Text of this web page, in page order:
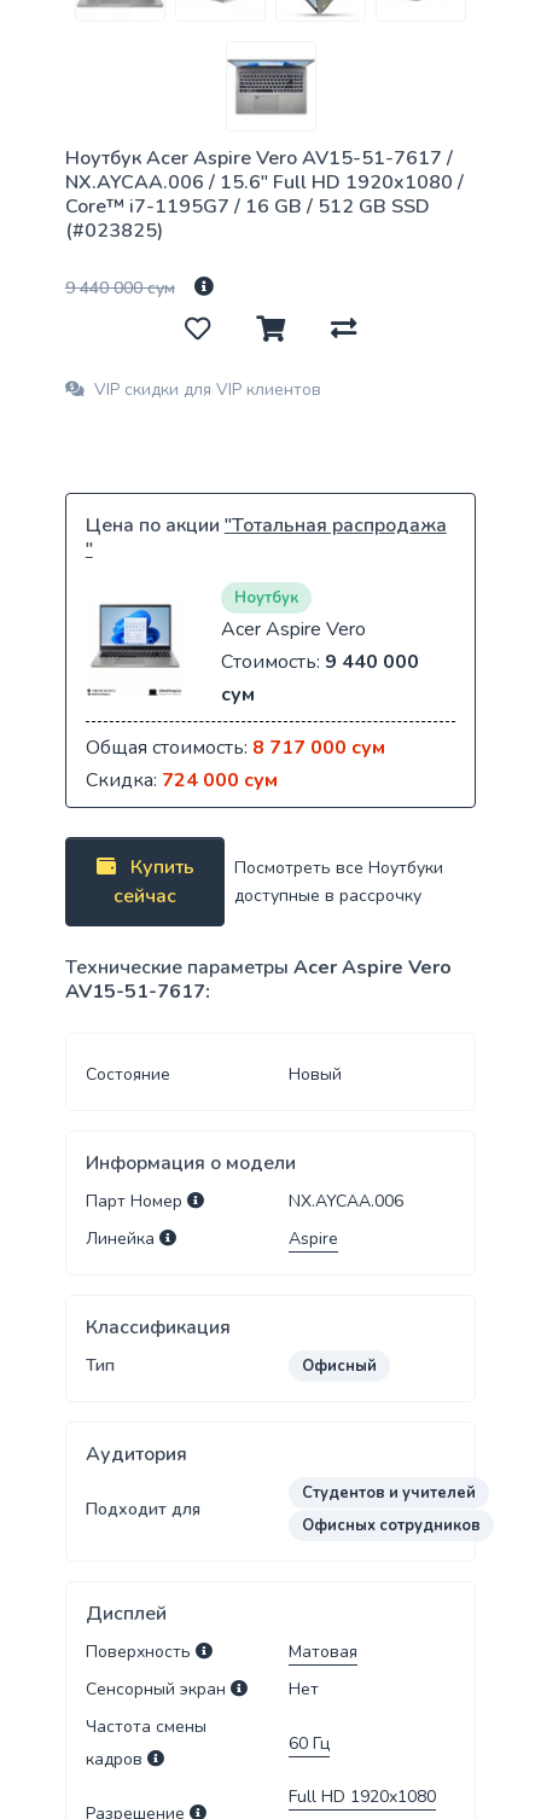
Ноутбук Acer Aspire Vero AV15-51-7617 /
NX.AYCAA.006 / 15.6" Full HD 1920x1080 /
Core™ i7-1195G7 / 16 GB / 512 GB SSD
(#023825)
9 440 000 сум
VIP скидки для VIP клиентов
Купить
сейчас
Посмотреть все Ноутбуки
доступные в рассрочку
Технические параметры Acer Aspire Vero
AV15-51-7617:
Состояние Новый
Информация о модели
Парт Номер
NX.AYCAA.006
Линейка
Aspire
Классификация
Тип Офисный
Аудитория
Подходит для
Студентов и учителей
Офисных сотрудников
Дисплей
Поверхность
Матовая
Сенсорный экран
Нет
Частота смены
кадров
60 Гц
Разрешение
Full HD 1920x1080
Цена по акции "Тотальная распродажа
"
Ноутбук
Acer Aspire Vero
Стоимость: 9 440 000
сум
Общая стоимость: 8 717 000 сум
Скидка: 724 000 сум